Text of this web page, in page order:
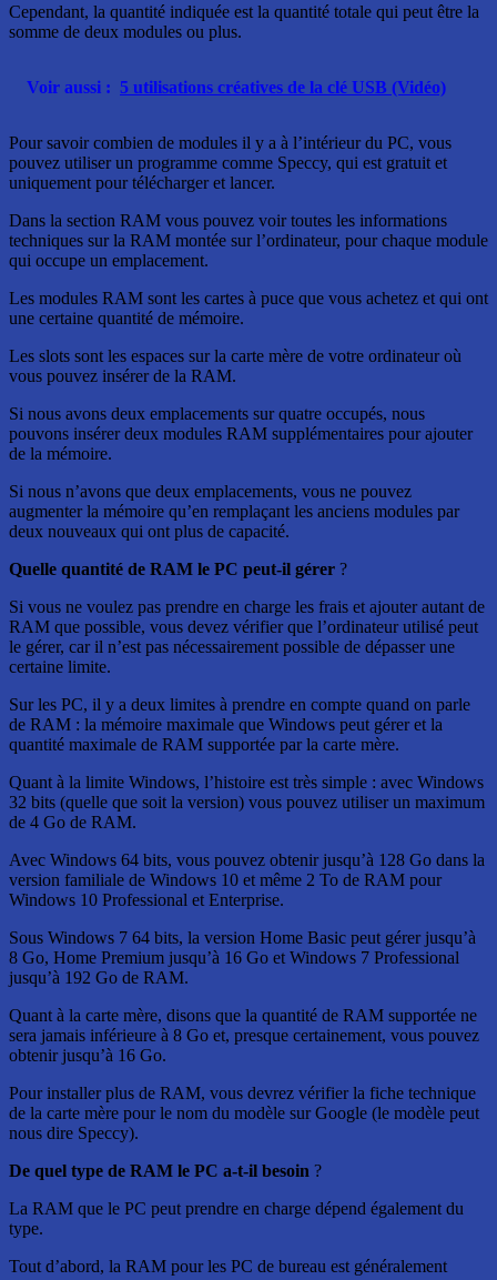
Cependant, la quantité indiquée est la quantité totale qui peut être la
somme de deux modules ou plus.
Voir aussi : 5 utilisations créatives de la clé USB (Vidéo)
Pour savoir combien de modules il y a à l’intérieur du PC, vous
pouvez utiliser un programme comme Speccy, qui est gratuit et
uniquement pour télécharger et lancer.
Dans la section RAM vous pouvez voir toutes les informations
techniques sur la RAM montée sur l’ordinateur, pour chaque module
qui occupe un emplacement.
Les modules RAM sont les cartes à puce que vous achetez et qui ont
une certaine quantité de mémoire.
Les slots sont les espaces sur la carte mère de votre ordinateur où
vous pouvez insérer de la RAM.
Si nous avons deux emplacements sur quatre occupés, nous
pouvons insérer deux modules RAM supplémentaires pour ajouter
de la mémoire.
Si nous n’avons que deux emplacements, vous ne pouvez
augmenter la mémoire qu’en remplaçant les anciens modules par
deux nouveaux qui ont plus de capacité.
Quelle quantité de RAM le PC peut-il gérer ?
Si vous ne voulez pas prendre en charge les frais et ajouter autant de
RAM que possible, vous devez vérifier que l’ordinateur utilisé peut
le gérer, car il n’est pas nécessairement possible de dépasser une
certaine limite.
Sur les PC, il y a deux limites à prendre en compte quand on parle
de RAM : la mémoire maximale que Windows peut gérer et la
quantité maximale de RAM supportée par la carte mère.
Quant à la limite Windows, l’histoire est très simple : avec Windows
32 bits (quelle que soit la version) vous pouvez utiliser un maximum
de 4 Go de RAM.
Avec Windows 64 bits, vous pouvez obtenir jusqu’à 128 Go dans la
version familiale de Windows 10 et même 2 To de RAM pour
Windows 10 Professional et Enterprise.
Sous Windows 7 64 bits, la version Home Basic peut gérer jusqu’à
8 Go, Home Premium jusqu’à 16 Go et Windows 7 Professional
jusqu’à 192 Go de RAM.
Quant à la carte mère, disons que la quantité de RAM supportée ne
sera jamais inférieure à 8 Go et, presque certainement, vous pouvez
obtenir jusqu’à 16 Go.
Pour installer plus de RAM, vous devrez vérifier la fiche technique
de la carte mère pour le nom du modèle sur Google (le modèle peut
nous dire Speccy).
De quel type de RAM le PC a-t-il besoin ?
La RAM que le PC peut prendre en charge dépend également du
type.
Tout d’abord, la RAM pour les PC de bureau est généralement